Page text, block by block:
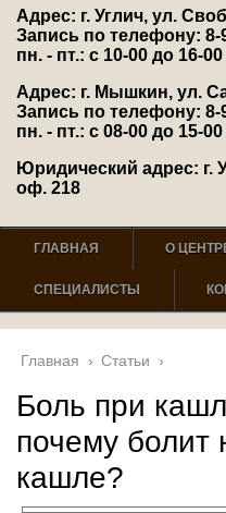
Адрес: г. Углич, ул.
Запись по телефону: 8-
пн. - пт.: с 10-00 до 16-00
Адрес: г. Мышкин, ул.
Запись по телефону: 8-
пн. - пт.: с 08-00 до 15-00
Юридический адрес: г.
оф. 218
ГЛАВНАЯ О
СПЕЦИАЛИСТЫ
Главная › Статьи ›
Боль при
почему болит
кашле?